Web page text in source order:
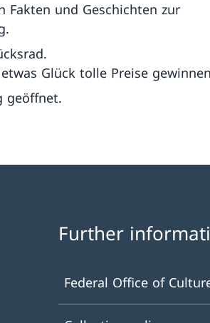
Fakten und Geschichten zur
Glück tolle Preise
geöffnet.
Further
Federal Office of